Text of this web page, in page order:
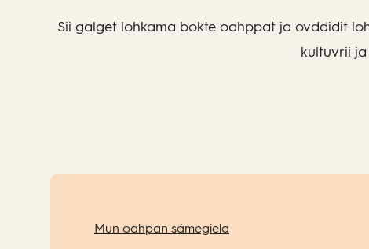
Sii galget lohkama bokte oahppat ja ovddidit
kultuvrii
Mun oahpan sámegiela